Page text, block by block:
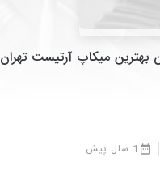
بهترین میکاپ آرتیست تهران
1 سال پیش